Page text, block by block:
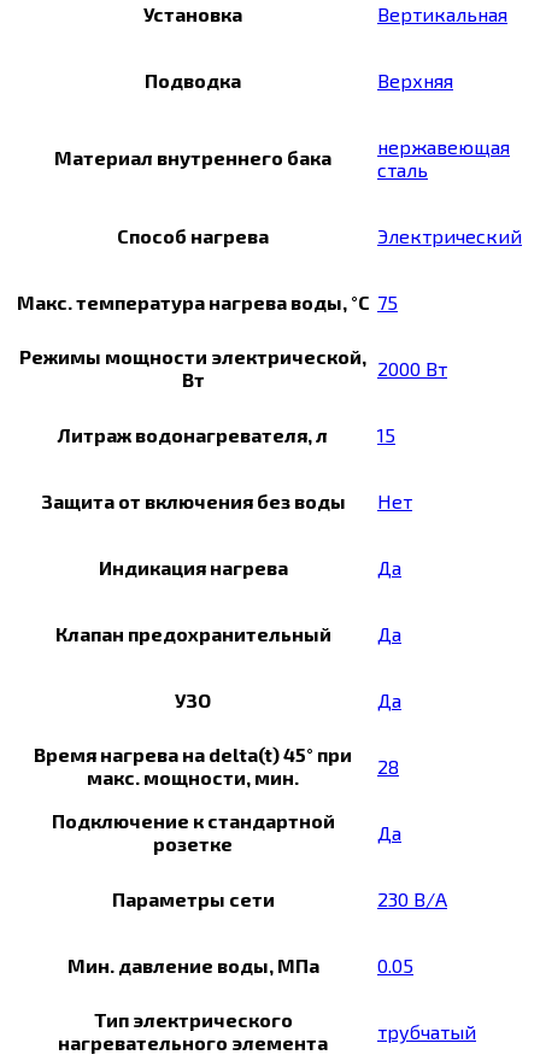
Установка Вертикальная
Подводка Верхняя
Материал внутреннего бака
нержавеющая
сталь
Способ нагрева Электрический
Макс. температура нагрева воды, °С 75
Режимы мощности электрической,
Вт
2000 Вт
Литраж водонагревателя, л 15
Защита от включения без воды Нет
Индикация нагрева Да
Клапан предохранительный Да
УЗО Да
Время нагрева на delta(t) 45° при
макс. мощности, мин.
28
Подключение к стандартной
розетке
Да
Параметры сети 230 В/А
Мин. давление воды, МПа 0.05
Тип электрического
нагревательного элемента
трубчатый